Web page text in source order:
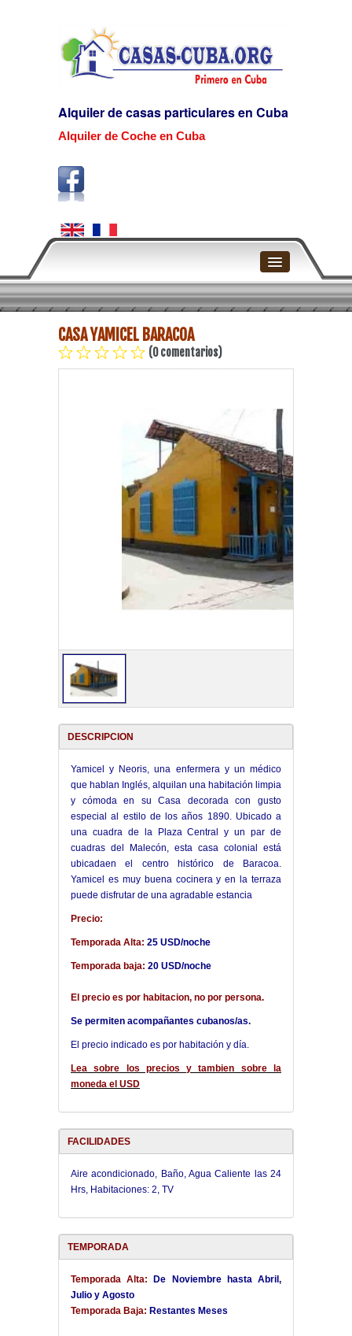
Alquiler de casas particulares en Cuba
Alquiler de Coche en Cuba
Home
La Habana
Varadero
Cienfuegos
Trinidad
Otras Ciudades
Otros Servicios
CASA YAMICEL BARACOA
(0 comentarios)
DESCRIPCION
Yamicel y Neoris, una enfermera y un médico
que hablan Inglés, alquilan una habitación limpia
y cómoda en su Casa decorada con gusto
especial al estilo de los años 1890. Ubicado a
una cuadra de la Plaza Central y un par de
cuadras del Malecón, esta casa colonial está
ubicadaen el centro histórico de Baracoa.
Yamicel es muy buena cocinera y en la terraza
puede disfrutar de una agradable estancia
Precio:
Temporada Alta: 25 USD/noche
Temporada baja: 20 USD/noche
El precio es por habitacion, no por persona.
Se permiten acompañantes cubanos/as.
El precio indicado es por habitación y día.
Lea sobre los precios y tambien sobre la
moneda el USD
FACILIDADES
Aire acondicionado, Baño, Agua Caliente las 24
Hrs, Habitaciones: 2, TV
TEMPORADA
Temporada Alta:
De Noviembre hasta Abril,
Julio y Agosto
Temporada Baja: Restantes Meses